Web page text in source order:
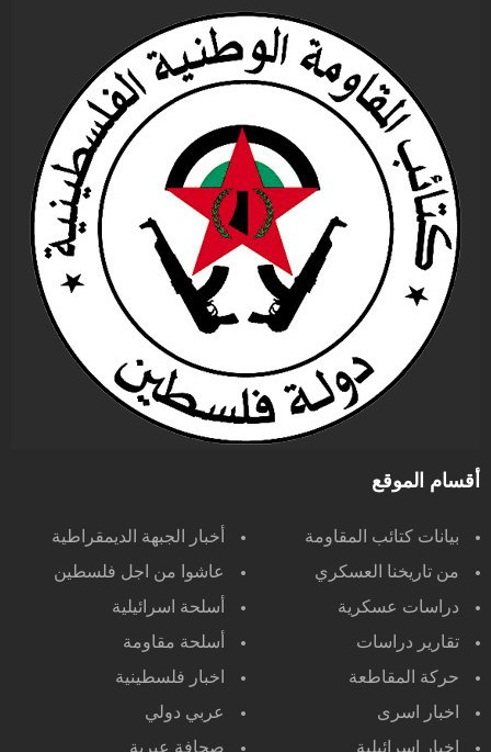
أقسام الموقع
بيانات كتائب المقاومة
أخبار الجبهة الديمقراطية
من تاريخنا العسكري
عاشوا من اجل فلسطين
دراسات عسكرية
أسلحة اسرائيلية
تقارير دراسات
أسلحة مقاومة
حركة المقاطعة
اخبار فلسطينية
اخبار اسرى
عربي دولي
اخبار اسرائيلية
صحافة عبرية